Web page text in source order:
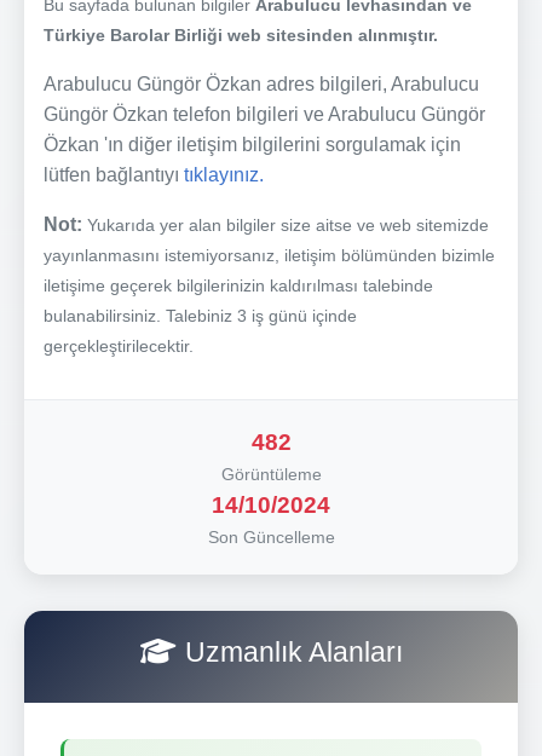
Bu sayfada bulunan bilgiler Arabulucu levhasından ve
Türkiye Barolar Birliği web sitesinden alınmıştır.
Arabulucu Güngör Özkan adres bilgileri, Arabulucu
Güngör Özkan telefon bilgileri ve Arabulucu Güngör
Özkan 'ın diğer iletişim bilgilerini sorgulamak için
lütfen bağlantıyı tıklayınız.
Not: Yukarıda yer alan bilgiler size aitse ve web sitemizde
yayınlanmasını istemiyorsanız, iletişim bölümünden bizimle
iletişime geçerek bilgilerinizin kaldırılması talebinde
bulanabilirsiniz. Talebiniz 3 iş günü içinde
gerçekleştirilecektir.
482
Görüntüleme
14/10/2024
Son Güncelleme
Uzmanlık Alanları